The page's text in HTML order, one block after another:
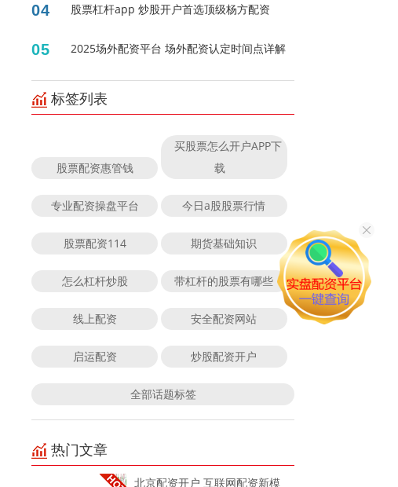
04 股票杠杆app 炒股开户首选顶级杨方配资
05 2025场外配资平台 场外配资认定时间点详解
标签列表
股票配资惠管钱
买股票怎么开户APP下
载
专业配资操盘平台 今日a股股票行情
股票配资114 期货基础知识
怎么杠杆炒股 带杠杆的股票有哪些
线上配资 安全配资网站
启运配资 炒股配资开户
全部话题标签
热门文章
北京配资开户 互联网配资新模